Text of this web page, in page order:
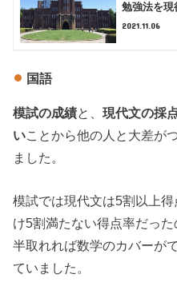
勉強法を
2021.11.06
国語
模試の成績と、現代文の採
いことから他の人と大差が
ました。
模試では現代文は5割以上
け5割満たない得点率だっ
半取れれば数学のカバーが
ていました。